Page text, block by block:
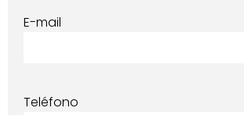
E-mail
Teléfono